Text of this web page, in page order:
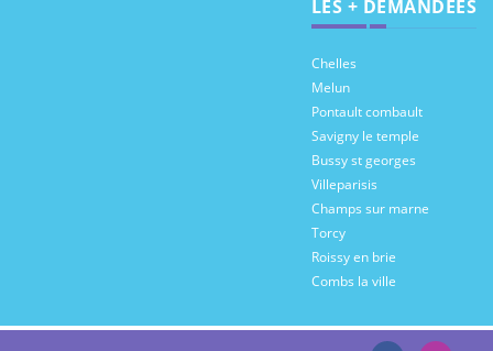
LES + DEMANDÉES
Chelles
Melun
Pontault combault
Savigny le temple
Bussy st georges
Villeparisis
Champs sur marne
Torcy
Roissy en brie
Combs la ville